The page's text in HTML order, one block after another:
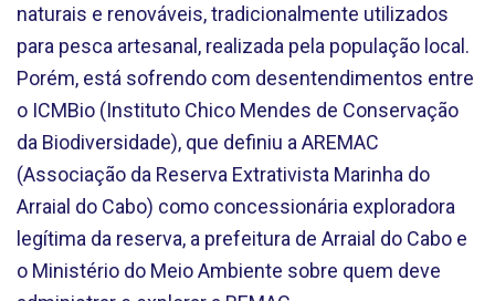
naturais e renováveis, tradicionalmente utilizados
para pesca artesanal, realizada pela população local.
Porém, está sofrendo com desentendimentos entre
o ICMBio (Instituto Chico Mendes de Conservação
da Biodiversidade), que definiu a AREMAC
(Associação da Reserva Extrativista Marinha do
Arraial do Cabo) como concessionária exploradora
legítima da reserva, a prefeitura de Arraial do Cabo e
o Ministério do Meio Ambiente sobre quem deve